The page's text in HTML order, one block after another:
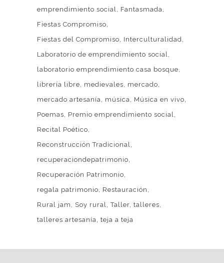
emprendimiento social
Fantasmada
Fiestas Compromiso
Fiestas del Compromiso
Interculturalidad
Laboratorio de emprendimiento social
laboratorio emprendimiento casa bosque
librería libre
medievales
mercado
mercado artesanía
música
Música en vivo
Poemas
Premio emprendimiento social
Recital Poético
Reconstrucción Tradicional
recuperaciondepatrimonio
Recuperación Patrimonio
regala patrimonio
Restauración
Rural jam
Soy rural Taller talleres
talleres artesanía teja a teja